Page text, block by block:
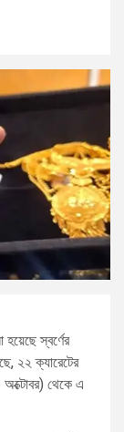
স্বর্ণের
২২ ক্যারেটের
অক্টোবর) থেকে এ